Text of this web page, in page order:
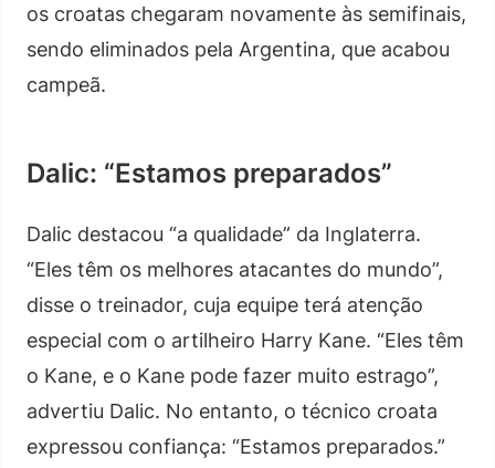
os croatas chegaram novamente às semifinais,
sendo eliminados pela Argentina, que acabou
campeã.
Dalic: “Estamos preparados”
Dalic destacou “a qualidade” da Inglaterra.
“Eles têm os melhores atacantes do mundo”,
disse o treinador, cuja equipe terá atenção
especial com o artilheiro Harry Kane. “Eles têm
o Kane, e o Kane pode fazer muito estrago”,
advertiu Dalic. No entanto, o técnico croata
expressou confiança: “Estamos preparados.”